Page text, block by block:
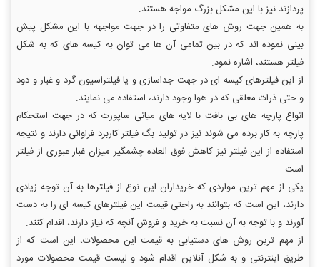
پردازند نیز با این مشکل بزرگ مواجه هستند.
به همین جهت روش های متفاوتی را در جهت مواجهه با این مشکل پیش
بینی نموده اند که در بین تمامی آن ها می توان به کیسه های که به شکل
فیلتر هستند، اشاره نمود.
از این فیلترهای کیسه ای در جهت جداسازی و یا فیلتراسیون گرد و غبار و دود
و حتی ذرات معلقی که در هوا وجود دارند، استفاده می نمایند.
انواع پارچه های بی بافت با لایه های میانی ساپورت که در جهت استحکام
پارچه به کار برده می شوند نیز در تولید بگ فیلتر کاربرد فراوانی دارند و نتیجه
استفاده از این فیلتر نیز کاهش فوق العاده چشمگیر میزان غبار عبوری از فیلتر
است.
یکی از مهم ترین مواردی که خریداران این نوع از فیلترها به آن توجه زیادی
دارند، این است که بتوانند به راحتی قیمت این فیلترهای کیسه ای را به دست
آورند و با توجه به آن نسبت به خرید و فروش آنچه که نیاز دارند، اقدام کنند.
از مهم ترین روش های دستیابی به قیمت این محصولات، این است که از
طریق اینترنتی و به شکل آنلاین اقدام شود و لیست قیمت محصولات مورد